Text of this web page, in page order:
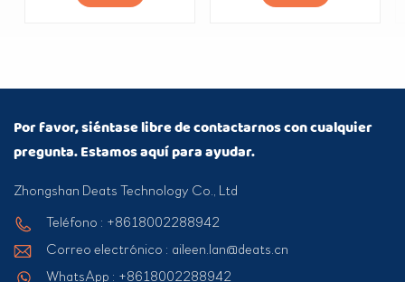
Por favor, siéntase libre de contactarnos con cualquier
pregunta. Estamos aquí para ayudar.
Zhongshan Deats Technology Co., Ltd
Teléfono : +8618002288942
Correo electrónico : aileen.lan@deats.cn
WhatsApp : +8618002288942